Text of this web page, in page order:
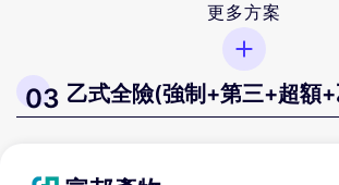
更多方案
03 乙式全險(強制+第三+超額